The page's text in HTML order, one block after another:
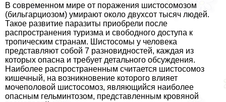
В современном мире от поражения шистосомозом
(бильгарциозом) умирают около двухсот тысяч людей.
Такое развитие паразиты приобрели после
распространения туризма и свободного доступа к
тропическим странам. Шистосомы у человека
представляют собой 7 разновидностей, каждая из
которых опасна и требует детального обсуждения.
Наиболее распространенным считается шистосомоз
кишечный, на возникновение которого влияет
мочепoлoвoй шистосомоз, являющийся наиболее
опасным гельминтозом, представленным кровяной